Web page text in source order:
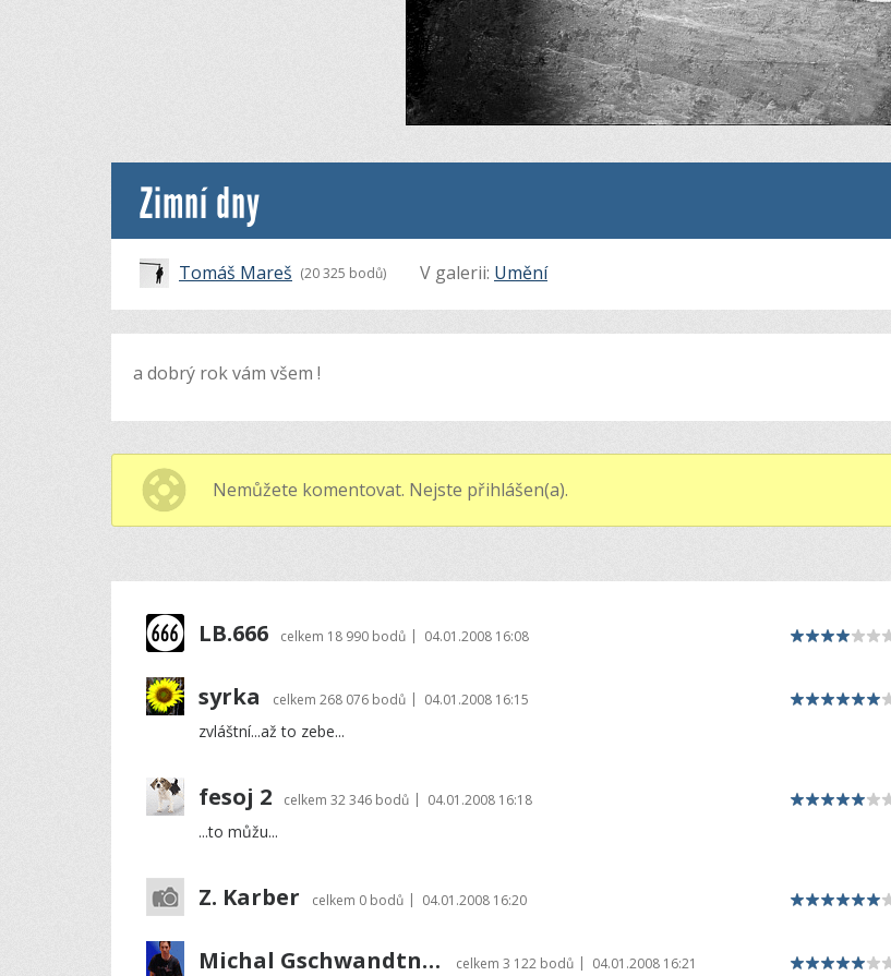
Zimní dny
Tomáš Mareš (20 325 bodů) V galerii: Umění
a dobrý rok vám všem !
Nemůžete komentovat. Nejste přihlášen(a).
LB.666 celkem 18 990 bodů | 04.01.2008 16:08
syrka celkem 268 076 bodů | 04.01.2008 16:15
zvláštní...až to zebe...
fesoj 2 celkem 32 346 bodů | 04.01.2008 16:18
...to můžu...
Z. Karber celkem 0 bodů | 04.01.2008 16:20
Michal Gschwandtner celkem 3 122 bodů | 04.01.2008 16:21